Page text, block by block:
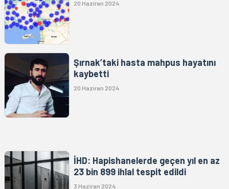
20 Haziran 2024
Şırnak’taki hasta mahpus hayatını
kaybetti
20 Haziran 2024
İHD: Hapishanelerde geçen yıl en az
23 bin 899 ihlal tespit edildi
3 Haziran 2024